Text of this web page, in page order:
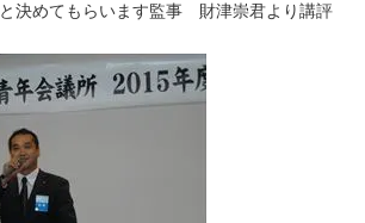
決めてもらいます監事 財津崇君より講評